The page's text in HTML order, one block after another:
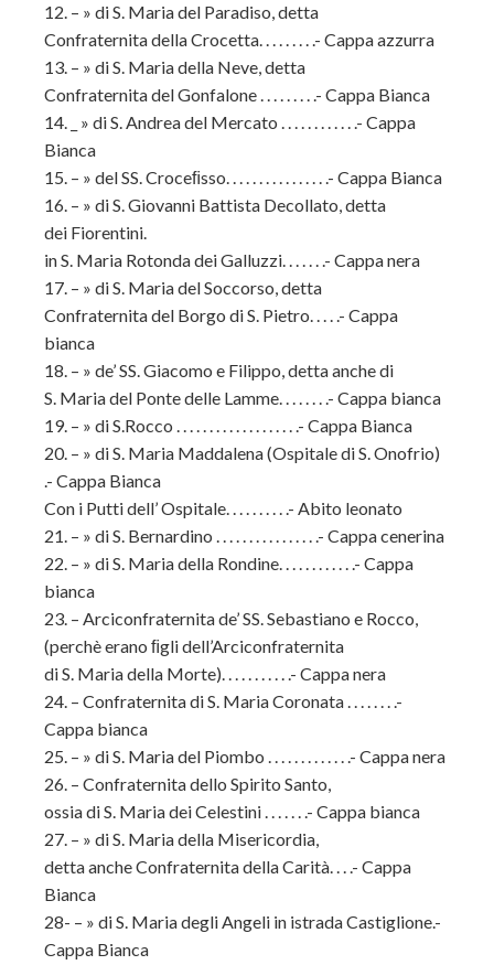
12. – » di S. Maria del Paradiso, detta
Confraternita della Crocetta. . . . . . . . .- Cappa azzurra
13. – » di S. Maria della Neve, detta
Confraternita del Gonfalone . . . . . . . . .- Cappa Bianca
14. _ » di S. Andrea del Mercato . . . . . . . . . . . .- Cappa
Bianca
15. – » del SS. Croceﬁsso. . . . . . . . . . . . . . . .- Cappa Bianca
16. – » di S. Giovanni Battista Decollato, detta
dei Fiorentini.
in S. Maria Rotonda dei Galluzzi. . . . . . .- Cappa nera
17. – » di S. Maria del Soccorso, detta
Confraternita del Borgo di S. Pietro. . . . .- Cappa
bianca
18. – » de’ SS. Giacomo e Filippo, detta anche di
S. Maria del Ponte delle Lamme. . . . . . . .- Cappa bianca
19. – » di S.Rocco . . . . . . . . . . . . . . . . . . .- Cappa Bianca
20. – » di S. Maria Maddalena (Ospitale di S. Onofrio)
.- Cappa Bianca
Con i Putti dell’ Ospitale. . . . . . . . . .- Abito leonato
21. – » di S. Bernardino . . . . . . . . . . . . . . . .- Cappa cenerina
22. – » di S. Maria della Rondine. . . . . . . . . . . .- Cappa
bianca
23. – Arciconfraternita de’ SS. Sebastiano e Rocco,
(perchè erano ﬁgli dell’Arciconfraternita
di S. Maria della Morte). . . . . . . . . . .- Cappa nera
24. – Confraternita di S. Maria Coronata . . . . . . . .-
Cappa bianca
25. – » di S. Maria del Piombo . . . . . . . . . . . . .- Cappa nera
26. – Confraternita dello Spirito Santo,
ossia di S. Maria dei Celestini . . . . . . .- Cappa bianca
27. – » di S. Maria della Misericordia,
detta anche Confraternita della Carità. . . .- Cappa
Bianca
28- – » di S. Maria degli Angeli in istrada Castiglione.-
Cappa Bianca